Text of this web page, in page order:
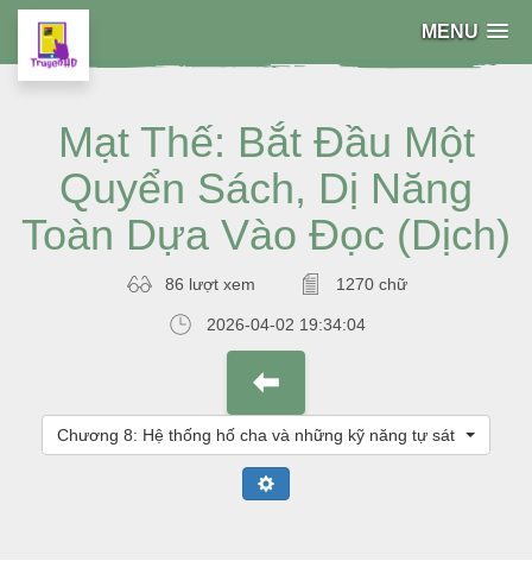
MENU
Mạt Thế: Bắt Đầu Một
Quyển Sách, Dị Năng
Toàn Dựa Vào Đọc (Dịch)
86 lượt xem 1270 chữ
2026-04-02 19:34:04
Chương 8: Hệ thống hố cha và những kỹ năng tự sát